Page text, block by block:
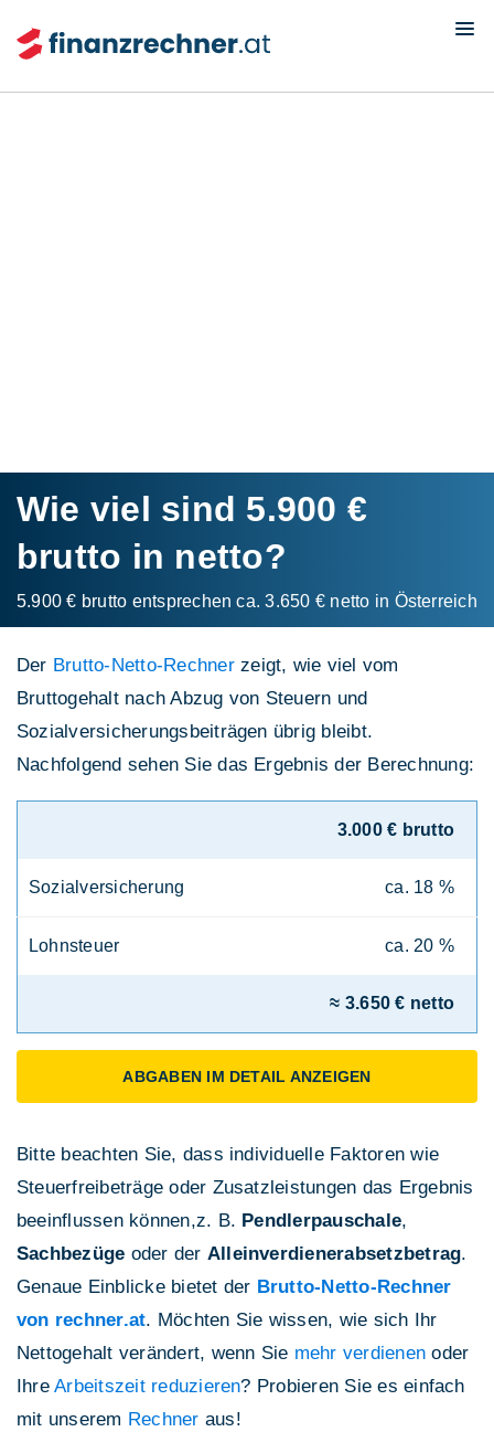
Wie viel sind 5.900 €
brutto in netto?
5.900 € brutto entsprechen ca. 3.650 € netto in Österreich
Der Brutto-Netto-Rechnerzeigt, wie viel vom
Bruttogehalt nach Abzug von Steuern und
Sozialversicherungsbeiträgen übrig bleibt.
Nachfolgend sehen Sie das Ergebnis der Berechnung:
3.000 € brutto
Sozialversicherung ca. 18 %
Lohnsteuer ca. 20 %
≈ 3.650 € netto
ABGABEN IM DETAIL ANZEIGEN
Bitte beachten Sie, dass individuelle Faktoren wie
Steuerfreibeträge oder Zusatzleistungen das Ergebnis
beeinflussen können,z. B. Pendlerpauschale,
Sachbezüge oder der Alleinverdienerabsetzbetrag.
Genaue Einblicke bietet der Brutto-Netto-Rechner
von rechner.at. Möchten Sie wissen, wie sich Ihr
Nettogehalt verändert, wenn Sie mehr verdienen oder
IhreArbeitszeit reduzieren? Probieren Sie es einfach
mit unserem Rechner aus!